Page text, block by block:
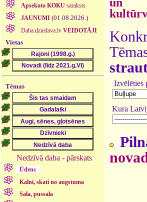
Apsekoto KOKUsaraksts
JAUNUMI (01.08.2026.)
Daba.dziedava.lv VEIDOTĀJI
Vietas
Tēmas
Nedzīvā daba - pārskats
Ūdens
Kalni, skati no augstuma
Sala, pussala
Izvēlēties
Kura